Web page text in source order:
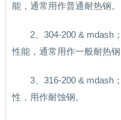
能，通常用作普通耐热钢。
2、304-200 & mdash
性能，通常用作一般耐热钢
3、316-200 & mdash
性，用作耐蚀钢。